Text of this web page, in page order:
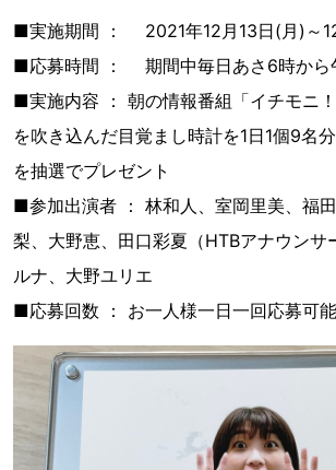
■実施期間 ： 2021年12月13日(月)～
■応募時間 ： 期間中毎日あさ6時から
■実施内容 ： 朝の情報番組「イチモニ
を吹き込んだ目覚まし時計を1日1個9名
を抽選でプレゼント
■参加出演者 ： 林和人、室岡里美、福
梨、大野恵、田口彩夏（HTBアナウンサ
ルナ、大野ユリエ
■応募回数 ： お一人様一日一回応募可能